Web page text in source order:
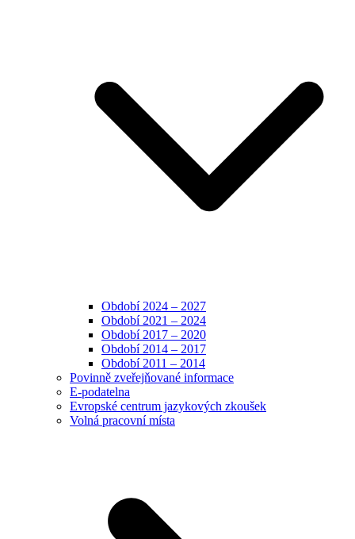
Období 2024 – 2027
Období 2021 – 2024
Období 2017 – 2020
Období 2014 – 2017
Období 2011 – 2014
Povinně zveřejňované informace
E-podatelna
Evropské centrum jazykových zkoušek
Volná pracovní místa